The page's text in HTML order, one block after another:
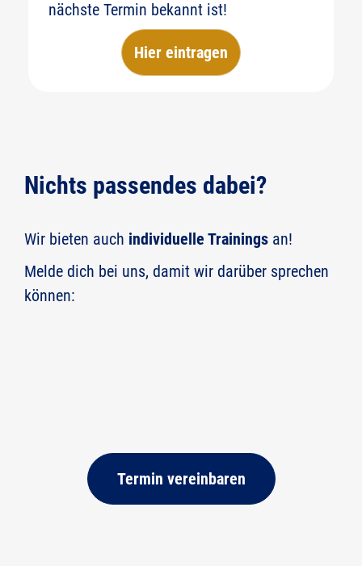
Datum in Planung| 13:00 - 16:30 Uhr |
Themenbereich:
Anerkannte Stunden:
Veranstaltungsort:
Datum in Planung| 13:00 - 16:30 Uhr |
Online
nächste Termin bekannt ist!
Hier eintragen
Nichts passendes dabei?
Wir bieten auch individuelle Trainings an!
Melde dich bei uns, damit wir darüber sprechen
können:
Termin vereinbaren